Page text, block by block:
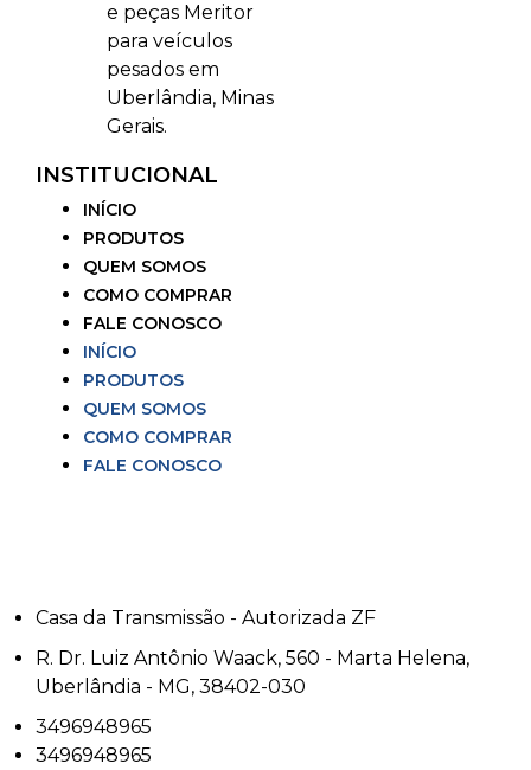
e peças Meritor
para veículos
pesados em
Uberlândia, Minas
Gerais.
INSTITUCIONAL
INÍCIO
PRODUTOS
QUEM SOMOS
COMO COMPRAR
FALE CONOSCO
INÍCIO
PRODUTOS
QUEM SOMOS
COMO COMPRAR
FALE CONOSCO
Casa da Transmissão - Autorizada ZF
R. Dr. Luiz Antônio Waack, 560 - Marta Helena,
Uberlândia - MG, 38402-030
3496948965
3496948965